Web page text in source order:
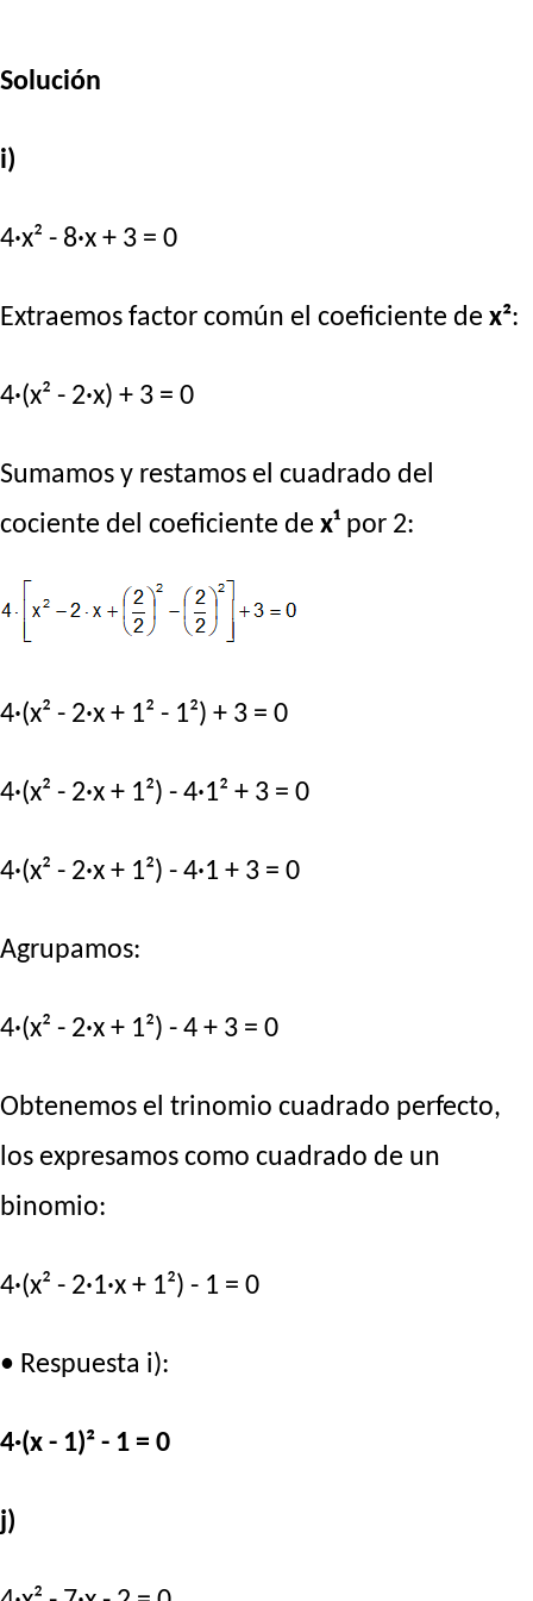
Solución
i)
4·x² - 8·x + 3 = 0
Extraemos factor común el coeficiente de x²:
4·(x² - 2·x) + 3 = 0
Sumamos y restamos el cuadrado del
cociente del coeficiente de x¹ por 2:
4·(x² - 2·x + 1² - 1²) + 3 = 0
4·(x² - 2·x + 1²) - 4·1² + 3 = 0
4·(x² - 2·x + 1²) - 4·1 + 3 = 0
Agrupamos:
4·(x² - 2·x + 1²) - 4 + 3 = 0
Obtenemos el trinomio cuadrado perfecto,
los expresamos como cuadrado de un
binomio:
4·(x² - 2·1·x + 1²) - 1 = 0
• Respuesta i):
4·(x - 1)² - 1 = 0
j)